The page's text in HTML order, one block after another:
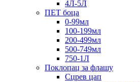
4Л-5Л
ПЕТ боца
0-99мл
100-199мл
200-499мл
500-749мл
750-1Л
Поклопац за флашу
Сцрев цап